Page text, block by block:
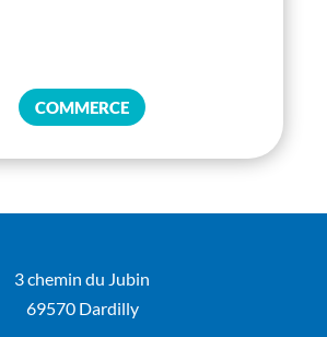
COMMERCE
3 chemin du Jubin
69570 Dardilly